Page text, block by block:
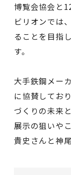
博覧会協会と
ビリオンでは
ることを目指
す。
大手鉄鋼メー
に協賛してお
づくりの未来
展示の狙いや
貴史さんと神